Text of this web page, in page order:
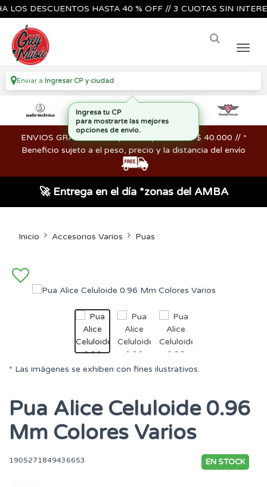
DESCUENTOS HASTA 40 % OFF // 3 CUOTAS SIN
Enviar a Ingresar CP y ciudad
ENVIOS GRATIS en compras mayores a los $ 40.000 // *
Beneficio sujeto a el peso, precio y la distancia del envío
🚀 Entrega en el día *zonas del AMBA
Inicio Accesorios Varios Puas
* Las imágenes se exhiben con fines ilustrativos.
Pua Alice Celuloide 0.96
Mm Colores Varios
1905271849436653 EN STOCK